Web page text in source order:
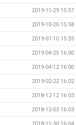
2019-11-29 15:57
2019-10-20 15:58
2019-07-10 15:59
2019-04-25 16:00
2019-04-12 16:00
2019-02-22 16:02
2018-12-12 16:03
2018-12-03 16:03
2018-11-30 16:04